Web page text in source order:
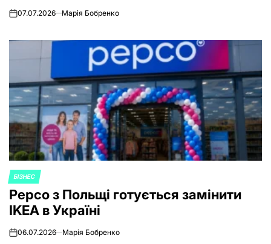
on07.07.2026 Марія Бобренко
POSTED
IN
БІЗНЕС
Pepco з Польщі готується замінити
IKEA в Україні
on06.07.2026 Марія Бобренко